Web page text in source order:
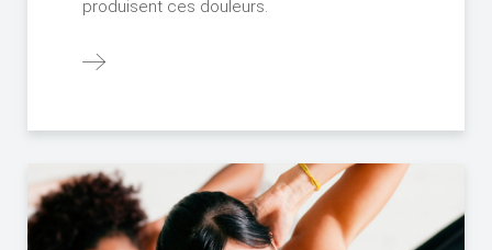
produisent ces douleurs.